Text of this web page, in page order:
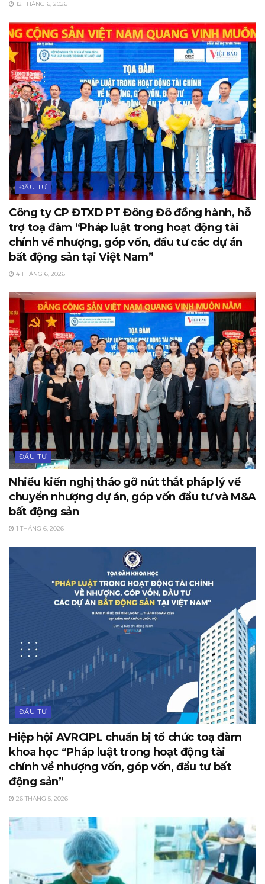
12 THÁNG 6, 2026
ĐẦU TƯ
Công ty CP ĐTXD PT Đông Đô đồng hành, hỗ
trợ toạ đàm “Pháp luật trong hoạt động tài
chính về nhượng, góp vốn, đầu tư các dự án
bất động sản tại Việt Nam”
4 THÁNG 6, 2026
ĐẦU TƯ
Nhiều kiến nghị tháo gỡ nút thắt pháp lý về
chuyển nhượng dự án, góp vốn đầu tư và M&A
bất động sản
1 THÁNG 6, 2026
ĐẦU TƯ
Hiệp hội AVRCIPL chuẩn bị tổ chức toạ đàm
khoa học “Pháp luật trong hoạt động tài
chính về nhượng vốn, góp vốn, đầu tư bất
động sản”
26 THÁNG 5, 2026